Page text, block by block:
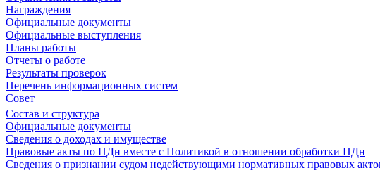
Награждения
Официальные документы
Официальные выступления
Планы работы
Отчеты о работе
Результаты проверок
Перечень информационных систем
Совет
Состав и структура
Официальные документы
Сведения о доходах и имуществе
Правовые акты по ПДн вместе с Политикой в отношении обработки ПДн
Сведения о признании судом недействующими нормативных правовых